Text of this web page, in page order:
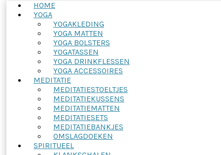
HOME
YOGA
YOGAKLEDING
YOGA MATTEN
YOGA BOLSTERS
YOGATASSEN
YOGA DRINKFLESSEN
YOGA ACCESSOIRES
MEDITATIE
MEDITATIESTOELTJES
MEDITATIEKUSSENS
MEDITATIEMATTEN
MEDITATIESETS
MEDITATIEBANKJES
OMSLAGDOEKEN
SPIRITUEEL